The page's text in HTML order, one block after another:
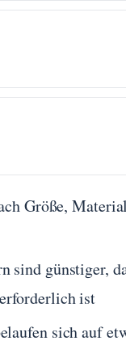
Größe,
sind günstiger,
ist
sich auf